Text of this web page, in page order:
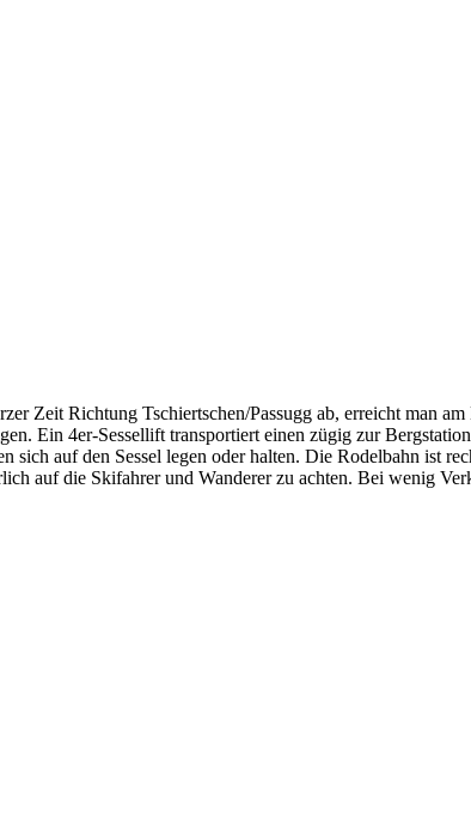
Zeit Richtung Tschiertschen/Passugg ab, erreicht man
Ein 4er-Sessellift transportiert einen zügig zur
sich auf den Sessel legen oder halten. Die Rodelbahn ist
auf die Skifahrer und Wanderer zu achten. Bei wenig